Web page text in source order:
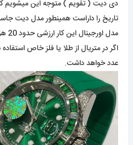
دی دیت ( تقویم ) متوجه این میشویم
تاریخ را داراست همینطور مدل دیت
اگر در متریال از طلا یا فلز خاص
عدد خواهد داشت.